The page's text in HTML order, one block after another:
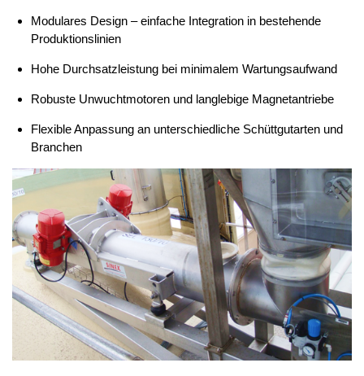
Modulares Design – einfache Integration in bestehende
Produktionslinien
Hohe Durchsatzleistung bei minimalem Wartungsaufwand
Robuste Unwuchtmotoren und langlebige Magnetantriebe
Flexible Anpassung an unterschiedliche Schüttgutarten und
Branchen